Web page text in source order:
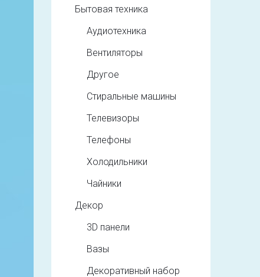
Бытовая техника
Аудиотехника
Вентиляторы
Другое
Стиральные машины
Телевизоры
Телефоны
Холодильники
Чайники
Декор
3D панели
Вазы
Декоративный набор